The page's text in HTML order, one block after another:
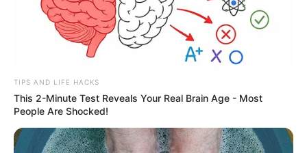
TIPS AND LIFE HACKS
This 2-Minute Test Reveals Your Real Brain Age - Most
People Are Shocked!